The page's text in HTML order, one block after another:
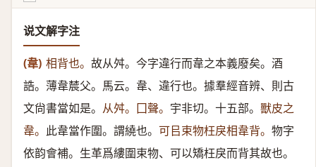
说文解字注
(韋) 相背也。 故从舛。今字違行而韋之本義廢矣。酒
誥。薄韋辳父。馬云。韋、違行也。據羣經音辨、則古
文尙書當如是。 从舛。囗聲。 宇非切。十五部。 獸皮之
韋。 此韋當作圍。謂繞也。 可㠯束物枉戾相韋背。 物字
依韵會補。生革爲縷圍束物、可以矯枉戾而背其故也。